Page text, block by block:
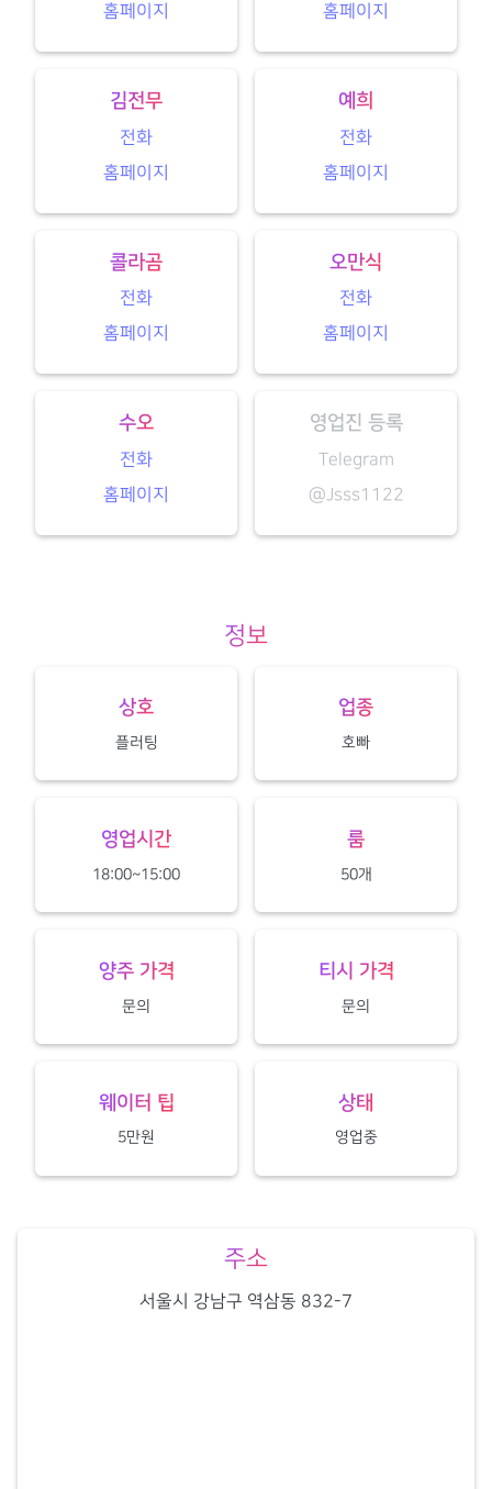
홈페이지
홈페이지
김전무
전화
홈페이지
예희
전화
홈페이지
콜라곰
전화
홈페이지
오만식
전화
홈페이지
수오
전화
홈페이지
영업진 등록
Telegram
@Jsss1122
정보
상호
플러팅
업종
호빠
영업시간
18:00~15:00
룸
50개
양주 가격
문의
티시 가격
문의
웨이터 팁
5만원
상태
영업중
주소
서울시 강남구 역삼동 832-7